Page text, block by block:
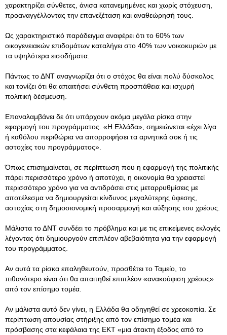
χαρακτηρίζει σύνθετες, άνισα κατανεμημένες και χωρίς στόχευση,
προαναγγέλλοντας την επανεξέταση και αναθεώρησή τους.
Ως χαρακτηριστικό παράδειγμα αναφέρει ότι το 60% των
οικογενειακών επιδομάτων καταλήγει στο 40% των νοικοκυριών με
τα υψηλότερα εισοδήματα.
Πάντως το ΔΝΤ αναγνωρίζει ότι ο στόχος θα είναι πολύ δύσκολος
και τονίζει ότι θα απαιτήσει σύνθετη προσπάθεια και ισχυρή
πολιτική δέσμευση.
Επαναλαμβάνει δε ότι υπάρχουν ακόμα μεγάλα ρίσκα στην
εφαρμογή του προγράμματος. «Η Ελλάδα», σημειώνεται «έχει λίγα
ή καθόλου περιθώρια να απορροφήσει τα αρνητικά σοκ ή τις
αστοχίες του προγράμματος».
Όπως επισημαίνεται, σε περίπτωση που η εφαρμογή της πολιτικής
πάρει περισσότερο χρόνο ή αποτύχει, η οικονομία θα χρειαστεί
περισσότερο χρόνο για να αντιδράσει στις μεταρρυθμίσεις με
αποτέλεσμα να δημιουργείται κίνδυνος μεγαλύτερης ύφεσης,
αστοχίας στη δημοσιονομική προσαρμογή και αύξησης του χρέους.
Μάλιστα το ΔΝΤ συνδέει το πρόβλημα και με τις επικείμενες εκλογές
λέγοντας ότι δημιουργούν επιπλέον αβεβαιότητα για την εφαρμογή
του προγράμματος.
Αν αυτά τα ρίσκα επαληθευτούν, προσθέτει το Ταμείο, το
πιθανότερο είναι ότι θα απαιτηθεί επιπλέον «ανακούφιση χρέους»
από τον επίσημο τομέα.
Αν μάλιστα αυτό δεν γίνει, η Ελλάδα θα οδηγηθεί σε χρεοκοπία. Σε
περίπτωση απουσίας στήριξης από τον επίσημο τομέα και
πρόσβασης στα κεφάλαια της ΕΚΤ «μια άτακτη έξοδος από το